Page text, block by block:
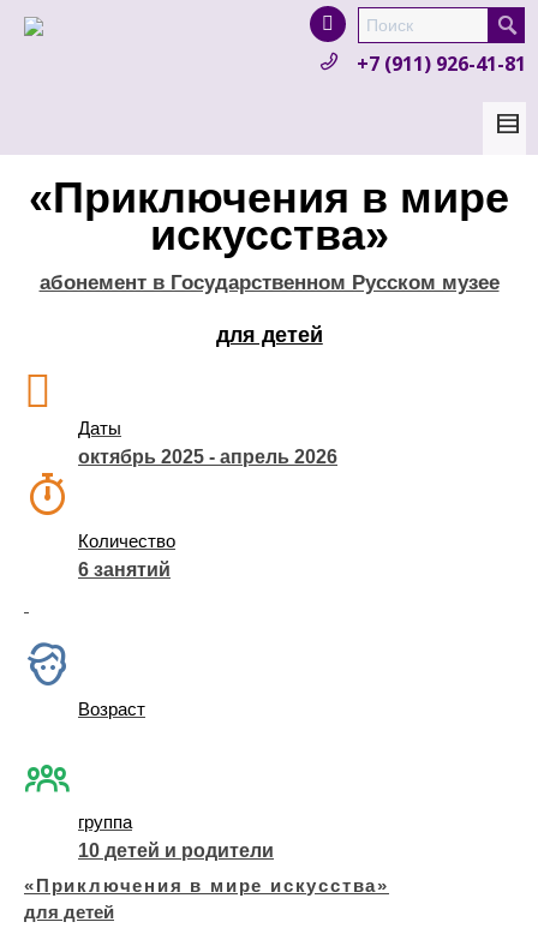
product in a size size .
colour items.
+7 (911) 926-41-81
«Приключения в мире
искусства»
абонемент в Государственном Русском музее
для детей
Даты
октябрь 2025 - апрель 2026
Количество
6 занятий
Возраст
группа
10 детей и родители
«Приключения в мире искусства»
для детей